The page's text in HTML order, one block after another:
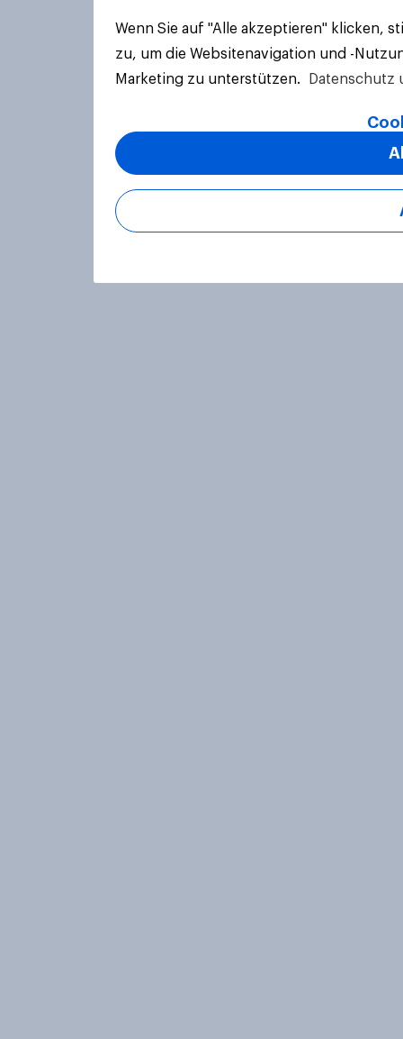
Wenn Sie auf "Alle akzeptieren" klicken,
zu, um die Websitenavigation und -
Marketing zu unterstützen.
Datenschutz